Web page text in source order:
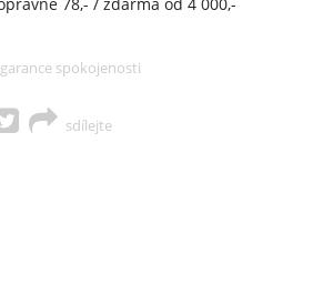
garance spokojenosti
sdílejte